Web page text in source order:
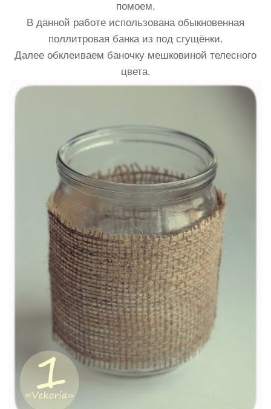
помоем.
В данной работе использована обыкновенная
поллитровая банка из под сгущёнки.
Далее обклеиваем баночку мешковиной телесного
цвета.